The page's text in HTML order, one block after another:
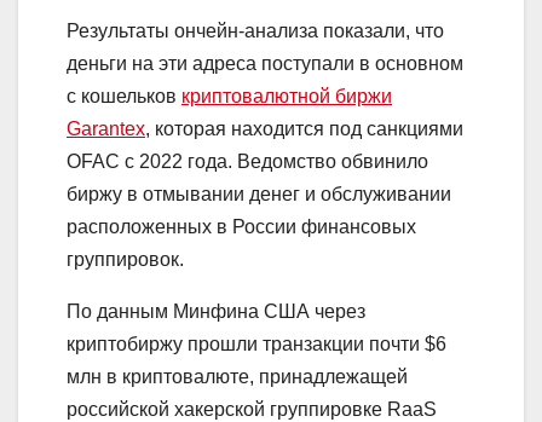
Результаты ончейн-анализа показали, что
деньги на эти адреса поступали в основном
с кошельков криптовалютной биржи
Garantex, которая находится под санкциями
OFAC с 2022 года. Ведомство обвинило
биржу в отмывании денег и обслуживании
расположенных в России финансовых
группировок.
По данным Минфина США через
криптобиржу прошли транзакции почти $6
млн в криптовалюте, принадлежащей
российской хакерской группировке RaaS